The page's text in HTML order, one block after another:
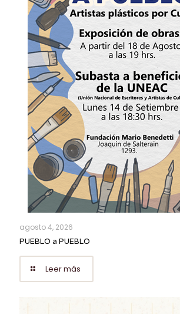
agosto 4, 2026
PUEBLO a PUEBLO
Leer más